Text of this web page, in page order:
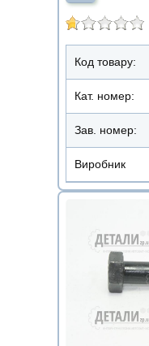
Код товару:
Кат. номер:
Зав. номер:
Виробник